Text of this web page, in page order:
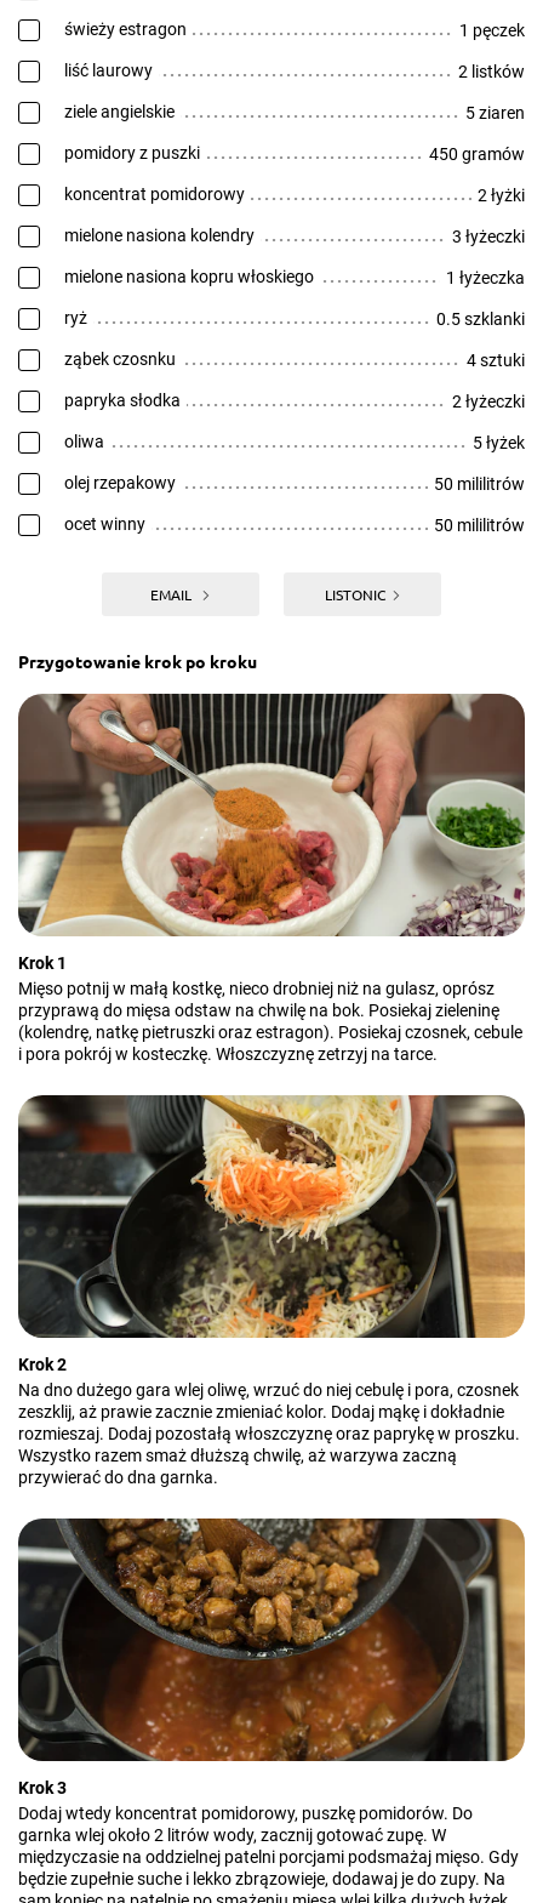
świeży estragon 1 pęczek
liść laurowy 2 listków
ziele angielskie 5 ziaren
pomidory z puszki 450 gramów
koncentrat pomidorowy 2 łyżki
mielone nasiona kolendry 3 łyżeczki
mielone nasiona kopru włoskiego 1 łyżeczka
ryż 0.5 szklanki
ząbek czosnku 4 sztuki
papryka słodka 2 łyżeczki
oliwa 5 łyżek
olej rzepakowy 50 mililitrów
ocet winny 50 mililitrów
EMAIL LISTONIC
Przygotowanie krok po kroku
Krok 1
Mięso potnij w małą kostkę, nieco drobniej niż na gulasz, oprósz
przyprawą do mięsa odstaw na chwilę na bok. Posiekaj zieleninę
(kolendrę, natkę pietruszki oraz estragon). Posiekaj czosnek, cebule
i pora pokrój w kosteczkę. Włoszczyznę zetrzyj na tarce.
Krok 2
Na dno dużego gara wlej oliwę, wrzuć do niej cebulę i pora, czosnek
zeszklij, aż prawie zacznie zmieniać kolor. Dodaj mąkę i dokładnie
rozmieszaj. Dodaj pozostałą włoszczyznę oraz paprykę w proszku.
Wszystko razem smaż dłuższą chwilę, aż warzywa zaczną
przywierać do dna garnka.
Krok 3
Dodaj wtedy koncentrat pomidorowy, puszkę pomidorów. Do
garnka wlej około 2 litrów wody, zacznij gotować zupę. W
międzyczasie na oddzielnej patelni porcjami podsmażaj mięso. Gdy
będzie zupełnie suche i lekko zbrązowieje, dodawaj je do zupy. Na